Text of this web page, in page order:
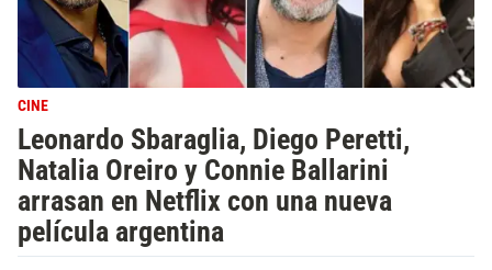
CINE
Leonardo Sbaraglia, Diego Peretti,
Natalia Oreiro y Connie Ballarini
arrasan en Netflix con una nueva
película argentina